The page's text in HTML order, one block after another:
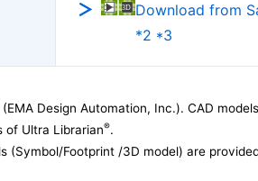
Download from
*2 *3
Design Automation, Inc.). CAD
of Ultra Librarian®.
(Symbol/Footprint /3D model) are